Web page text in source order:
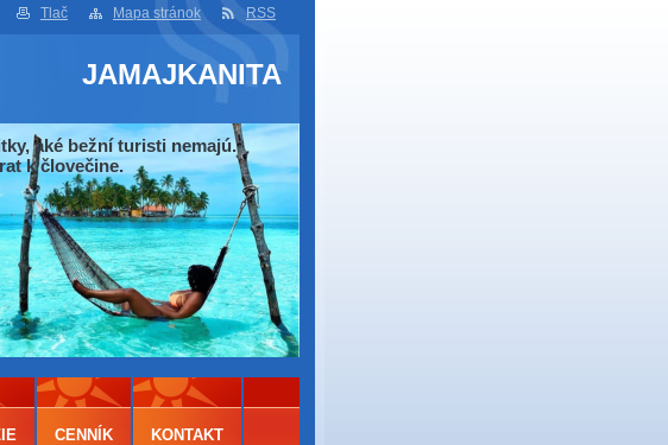
Tlač Mapa stránok RSS
JAMAJKANITA
aké bežní turisti nemajú.
k človečine.
CENNÍK KONTAKT